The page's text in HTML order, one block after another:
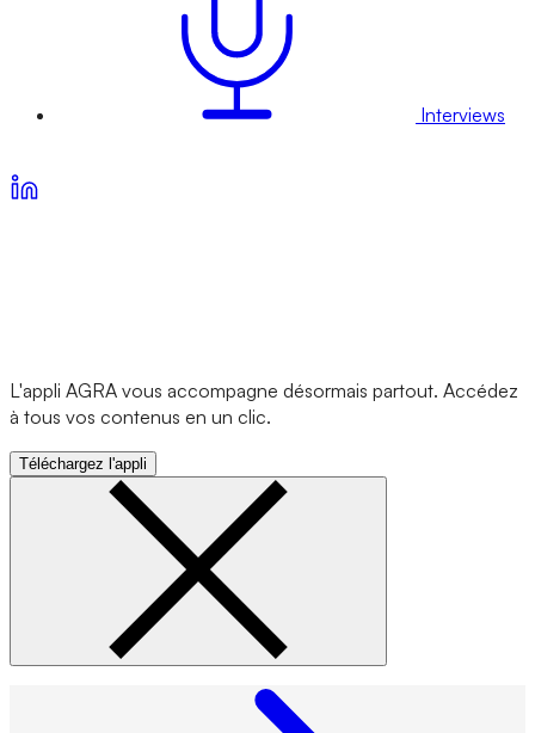
Interviews
L'appli AGRA vous accompagne désormais partout. Accédez
à tous vos contenus en un clic.
Téléchargez l'appli